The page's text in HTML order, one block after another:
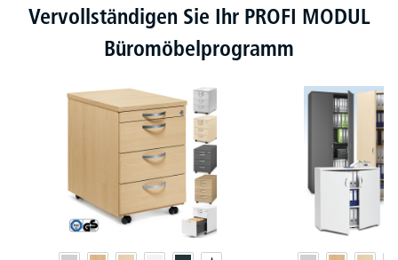
Produktgalerie überspringen
Vervollständigen Sie Ihr PROFI MODUL
Büromöbelprogramm